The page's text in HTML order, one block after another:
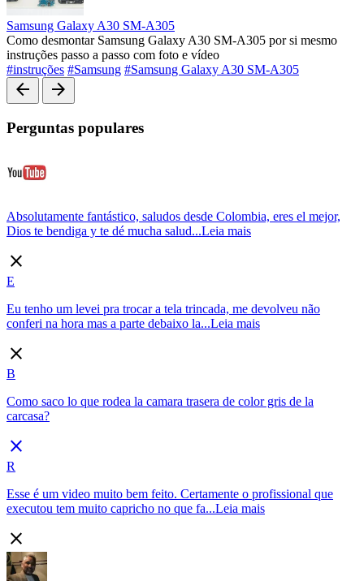
Samsung Galaxy A30 SM-A305
Como desmontar Samsung Galaxy A30 SM-A305 por si mesmo
instruções passo a passo com foto e vídeo
#instruções #Samsung #Samsung Galaxy A30 SM-A305
arrow_back arrow_forward
Perguntas populares
Absolutamente fantástico, saludos desde Colombia, eres el mejor,
Dios te bendiga y te dé mucha salud...Leia mais
close
E
Eu tenho um levei pra trocar a tela trincada, me devolveu não
conferi na hora mas a parte debaixo la...Leia mais
close
B
Como saco lo que rodea la camara trasera de color gris de la
carcasa?
close
R
Esse é um video muito bem feito. Certamente o profissional que
executou tem muito capricho no que fa...Leia mais
close